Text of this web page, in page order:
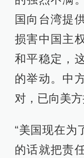
国向台湾提
损害中国主
和平稳定，
的举动。中
对，已向美方
“美国现在为
的话就把责